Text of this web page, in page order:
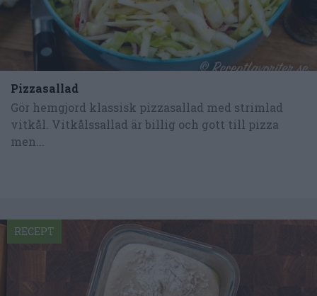
Pizzasallad
Gör hemgjord klassisk pizzasallad med strimlad
vitkål. Vitkålssallad är billig och gott till pizza
men...
RECEPT